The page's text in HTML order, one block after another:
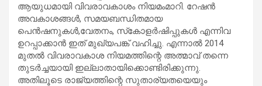
ആയുധമായി വിവരാവകാശം നിയമംമാറി. റേഷന്‍
അവകാശങ്ങള്‍, സമയബന്ധിതമായ
പെന്‍ഷനുകള്‍,വേതനം, സ്‌കോളര്‍ഷിപ്പുകള്‍ എന്നിവ
ഉറപ്പാക്കാന്‍ ഇത് മുഖ്യപങ്ക് വഹിച്ചു. എന്നാല്‍ 2014
മുതല്‍ വിവരാവകാശ നിയമത്തിന്റെ അത്മാവ് തന്നെ
തുടര്‍ച്ചയായി ഇല്ലാതായിക്കൊണ്ടിരിക്കുന്നു.
അതിലൂടെ രാജ്യത്തിന്റെ സുതാര്യതയെയും